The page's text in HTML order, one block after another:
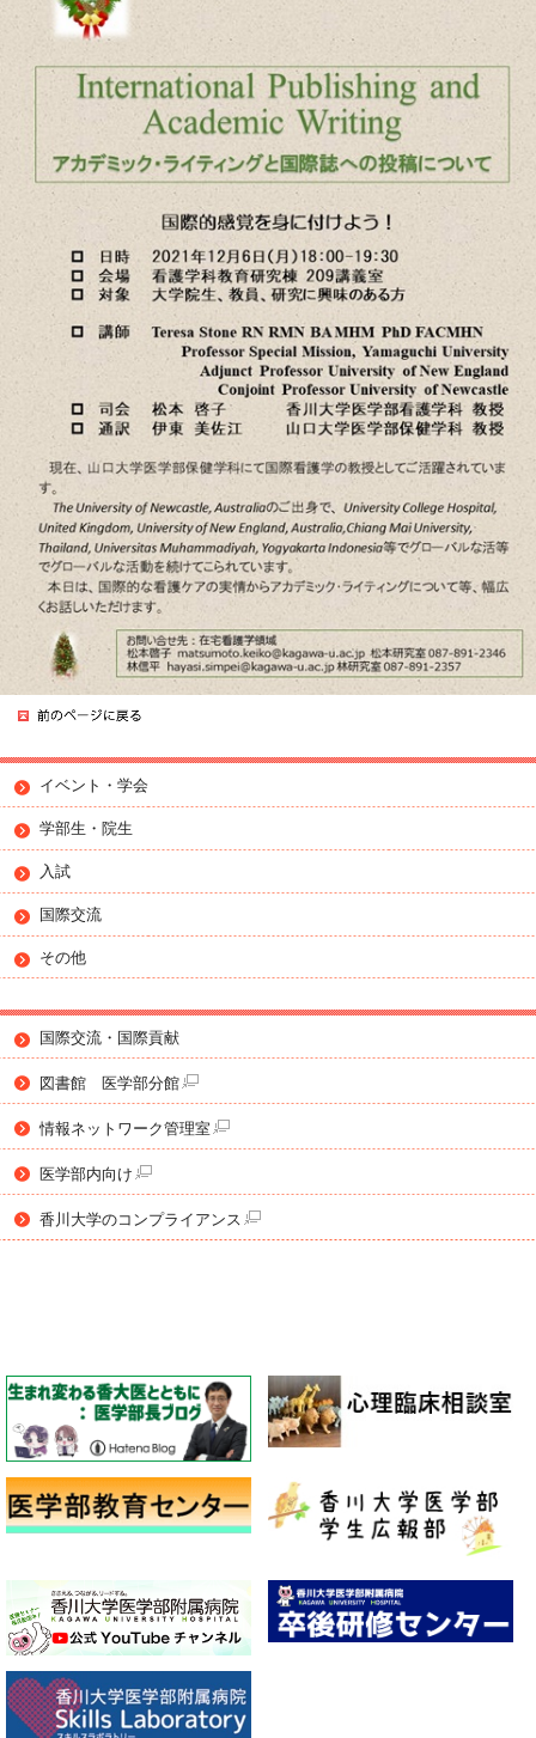
イベント・学会
学部生・院生
入試
国際交流
その他
国際交流・国際貢献
図書館 医学部分館
情報ネットワーク管理室
医学部内向け
香川大学のコンプライアンス